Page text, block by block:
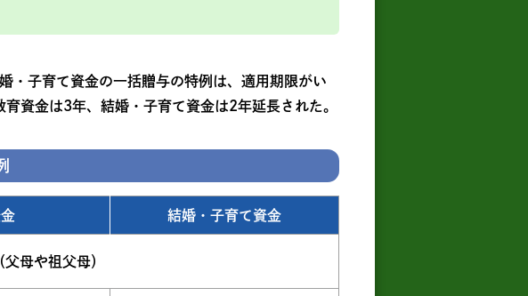
・子育て資金の一括贈与の特例は、適用期限がい
資金は3年、結婚・子育て資金は2年延長された。
結婚・子育て資金
母や祖父母）